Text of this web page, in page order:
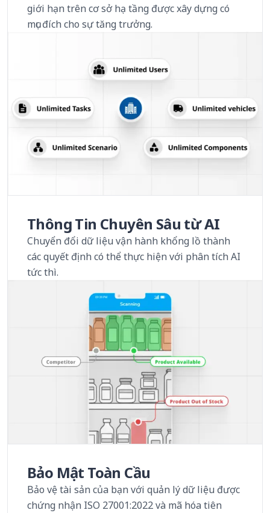
giới hạn trên cơ sở hạ tầng được xây dựng có
mục đích cho sự tăng trưởng.
Thông Tin Chuyên Sâu từ AI
Chuyển đổi dữ liệu vận hành khổng lồ thành
các quyết định có thể thực hiện với phân tích AI
tức thì.
Bảo Mật Toàn Cầu
Bảo vệ tài sản của bạn với quản lý dữ liệu được
chứng nhận ISO 27001:2022 và mã hóa tiên